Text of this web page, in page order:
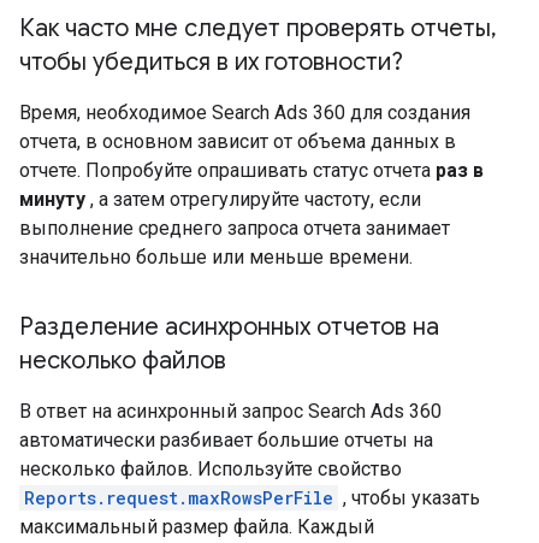
Как часто мне следует проверять отчеты,
чтобы убедиться в их готовности?
Время, необходимое Search Ads 360 для создания
отчета, в основном зависит от объема данных в
отчете. Попробуйте опрашивать статус отчета раз в
минуту , а затем отрегулируйте частоту, если
выполнение среднего запроса отчета занимает
значительно больше или меньше времени.
Разделение асинхронных отчетов на
несколько файлов
В ответ на асинхронный запрос Search Ads 360
автоматически разбивает большие отчеты на
несколько файлов. Используйте свойство
Reports.request.maxRowsPerFile , чтобы указать
максимальный размер файла. Каждый